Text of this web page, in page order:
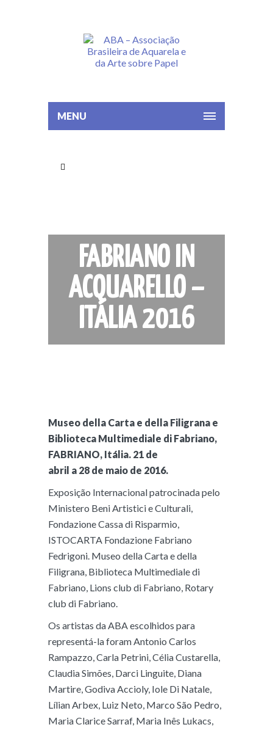
MENU
FABRIANO IN
ACQUARELLO –
ITÁLIA 2016
Museo della Carta e della Filigrana e
Biblioteca Multimediale di Fabriano,
FABRIANO, Itália. 21 de
abril a 28 de maio de 2016.
Exposição Internacional patrocinada pelo
Ministero Beni Artistici e Culturali,
Fondazione Cassa di Risparmio,
ISTOCARTA Fondazione Fabriano
Fedrigoni. Museo della Carta e della
Filigrana, Biblioteca Multimediale di
Fabriano, Lions club di Fabriano, Rotary
club di Fabriano.
Os artistas da ABA escolhidos para
representá-la foram Antonio Carlos
Rampazzo, Carla Petrini, Célia Custarella,
Claudia Simões, Darci Linguite, Diana
Martire, Godiva Accioly, Iole Di Natale,
Lílian Arbex, Luiz Neto, Marco São Pedro,
Maria Clarice Sarraf, Maria Inês Lukacs,